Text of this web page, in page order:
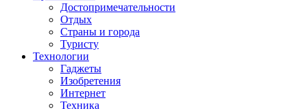
Достопримечательности
Отдых
Страны и города
Туристу
Технологии
Гаджеты
Изобретения
Интернет
Техника